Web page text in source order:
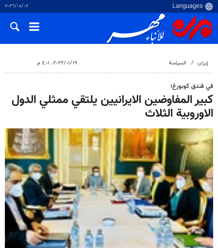
٠٧‏/٠٨‏/٢٠٢٦
إيران السياسة ١٩‏/٠١‏/٢٠٢٢، ٤:٠١ م
في فندق كوبورغ؛
کبیر المفاوضین الایرانیین يلتقي ممثلي الدول
الاوروبية الثلاث